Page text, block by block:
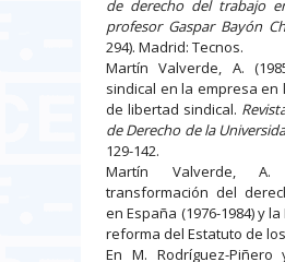
de derecho del trabajo
profesor Gaspar Bayón
294). Madrid: Tecnos.
Martín Valverde, A.
sindical en la empresa en
de libertad sindical.
de Derecho de la
129-142.
Martín Valverde, A.
transformación del
en España (1976-1984) y
reforma del Estatuto de
En M. Rodríguez-Piñero